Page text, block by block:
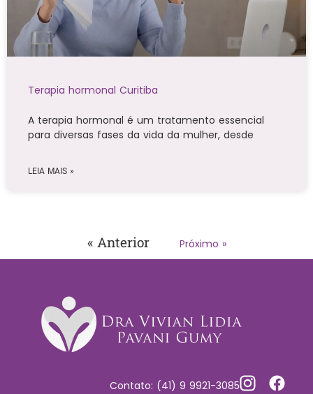
Terapia hormonal Curitiba
A terapia hormonal é um tratamento essencial
para diversas fases da vida da mulher, desde
LEIA MAIS »
« Anterior Próximo »
Contato: (41) 9 9921-3085